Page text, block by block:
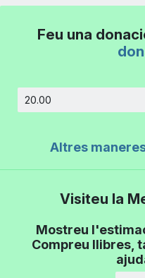
Feu una
Altres
Visiteu la
Mostreu
Compreu llibres,